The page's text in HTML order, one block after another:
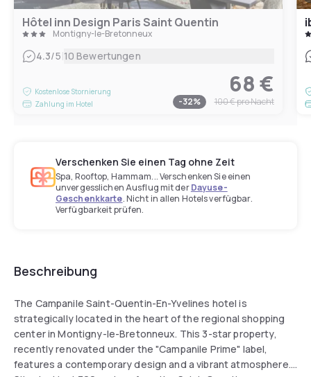
Hôtel inn Design Paris Saint Quentin
Montigny-le-Bretonneux
4.3/5|10 Bewertungen
Kostenlose Stornierung
Zahlung im Hotel
68 €
-32% 100 €pro Nacht
Verschenken Sie einen Tag ohne Zeit
Spa, Rooftop, Hammam... Verschenken Sie einen
unvergesslichen Ausflug mit derDayuse-
Geschenkkarte. Nicht in allen Hotels verfügbar.
Verfügbarkeit prüfen.
Beschreibung
The Campanile Saint-Quentin-En-Yvelines hotel is
strategically located in the heart of the regional shopping
center in Montigny-le-Bretonneux. This 3-star property,
recently renovated under the "Campanile Prime" label,
features a contemporary design and a vibrant atmosphere.